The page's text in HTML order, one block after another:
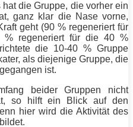
die Gruppe, die vorher ein
ganz klar die Nase vorne,
geht (90 % regeneriert für
regeneriert für die 40 %
die 10-40 % Gruppe
als diejenige Gruppe, die
ist.
beider Gruppen nicht
so hilft ein Blick auf den
hier wird die Aktivität des